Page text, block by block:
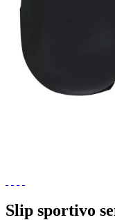
Slip sportivo